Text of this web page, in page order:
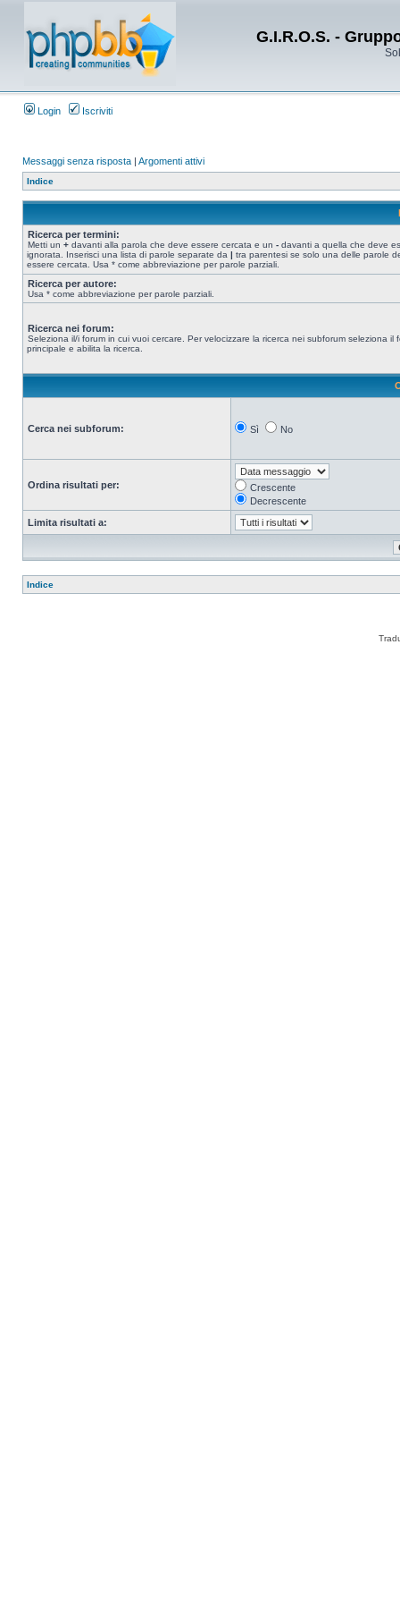
G.I.R.O.S. -
Login Iscriviti
Messaggi senza risposta | Argomenti attivi
Indice
Ricerca per termini:
Metti un + davanti alla parola che deve essere cercata e un - davanti a quella che deve
ignorata. Inserisci una lista di parole separate da | tra parentesi se solo una delle parole
essere cercata. Usa * come abbreviazione per parole parziali.
Ricerca per autore:
Usa * come abbreviazione per parole parziali.
Ricerca nei forum:
Seleziona il/i forum in cui vuoi cercare. Per velocizzare la ricerca nei subforum seleziona il
principale e abilita la ricerca.
Cerca nei subforum: Sì No
Ordina risultati per:
Crescente
Decrescente
Limita risultati a:
Indice